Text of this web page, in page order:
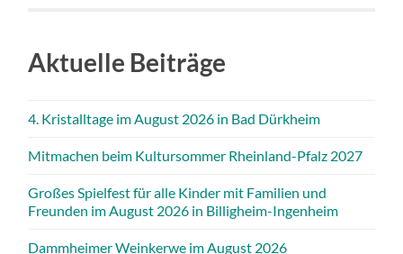
Aktuelle Beiträge
4. Kristalltage im August 2026 in Bad Dürkheim
Mitmachen beim Kultursommer Rheinland-Pfalz 2027
Großes Spielfest für alle Kinder mit Familien und
Freunden im August 2026 in Billigheim-Ingenheim
Dammheimer Weinkerwe im August 2026